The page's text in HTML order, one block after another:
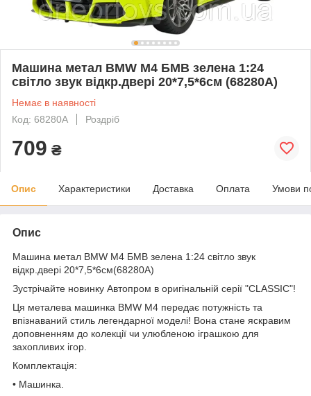
Машина метал BMW M4 БМВ зелена 1:24
світло звук відкр.двері 20*7,5*6см (68280A)
Немає в наявності
Код: 68280A
Роздріб
709 ₴
Опис Характеристики Доставка Оплата Умови
Опис
Машина метал BMW M4 БМВ зелена 1:24 світло звук
відкр.двері 20*7,5*6см(68280A)
Зустрічайте новинку Автопром в оригінальній серії "CLASSIC"!
Ця металева машинка BMW M4 передає потужність та
впізнаваний стиль легендарної моделі! Вона стане яскравим
доповненням до колекції чи улюбленою іграшкою для
захопливих ігор.
Комплектація:
• Машинка.